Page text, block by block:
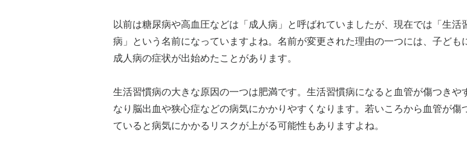
以前は糖尿病や高血圧などは「成人病」と呼ばれていましたが、現在では「生活
病」という名前になっていますよね。名前が変更された理由の一つには、子ども
成人病の症状が出始めたことがあります。
生活習慣病の大きな原因の一つは肥満です。生活習慣病になると血管が傷つきや
なり脳出血や狭心症などの病気にかかりやすくなります。若いころから血管が傷
ていると病気にかかるリスクが上がる可能性もありますよね。